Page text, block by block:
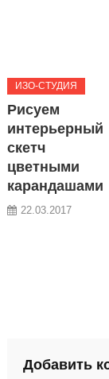
ИЗО-СТУДИЯ
Рисуем
интерьерный
скетч
цветными
карандашами
22.03.2017
Добавить